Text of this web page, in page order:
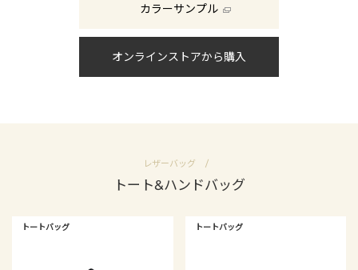
カラーサンプル
オンラインストアから購入
レザーバッグ
トート&ハンドバッグ
トートバッグ トートバッグ